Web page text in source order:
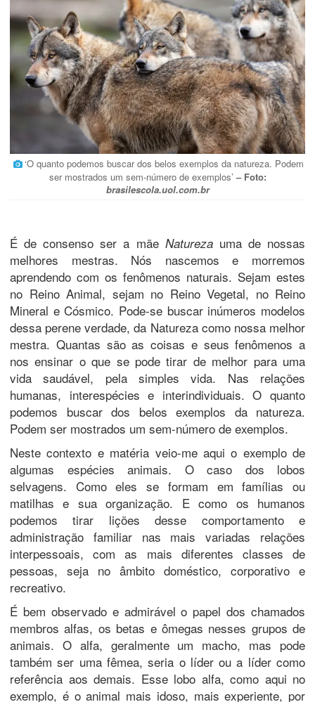
‘O quanto podemos buscar dos belos exemplos da natureza. Podem
ser mostrados um sem-número de exemplos’ – Foto:
brasilescola.uol.com.br
É de consenso ser a mãe Naturezauma de nossas
melhores mestras. Nós nascemos e morremos
aprendendo com os fenômenos naturais. Sejam estes
no Reino Animal, sejam no Reino Vegetal, no Reino
Mineral e Cósmico. Pode-se buscar inúmeros modelos
dessa perene verdade, da Natureza como nossa melhor
mestra. Quantas são as coisas e seus fenômenos a
nos ensinar o que se pode tirar de melhor para uma
vida saudável, pela simples vida. Nas relações
humanas, interespécies e interindividuais. O quanto
podemos buscar dos belos exemplos da natureza.
Podem ser mostrados um sem-número de exemplos.
Neste contexto e matéria veio-me aqui o exemplo de
algumas espécies animais. O caso dos lobos
selvagens. Como eles se formam em famílias ou
matilhas e sua organização. E como os humanos
podemos tirar lições desse comportamento e
administração familiar nas mais variadas relações
interpessoais, com as mais diferentes classes de
pessoas, seja no âmbito doméstico, corporativo e
recreativo.
É bem observado e admirável o papel dos chamados
membros alfas, os betas e ômegas nesses grupos de
animais. O alfa, geralmente um macho, mas pode
também ser uma fêmea, seria o líder ou a líder como
referência aos demais. Esse lobo alfa, como aqui no
exemplo, é o animal mais idoso, mais experiente, por